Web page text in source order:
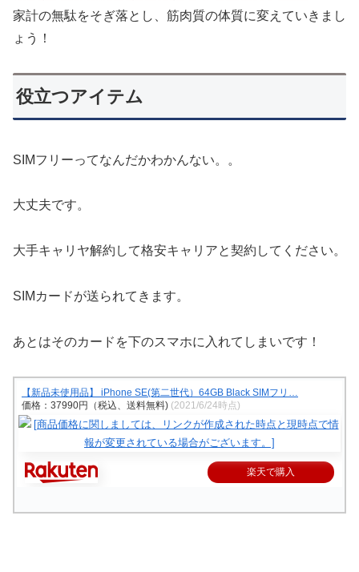
家計の無駄をそぎ落とし、筋肉質の体質に変えていきまし
ょう！
役立つアイテム
SIMフリーってなんだかわかんない。。
大丈夫です。
大手キャリヤ解約して格安キャリアと契約してください。
SIMカードが送られてきます。
あとはそのカードを下のスマホに入れてしまいです！
【新品未使用品】 iPhone SE(第二世代）64GB Black SIMフリ…
価格：37990円（税込、送料無料) (2021/6/24時点)
楽天で購入